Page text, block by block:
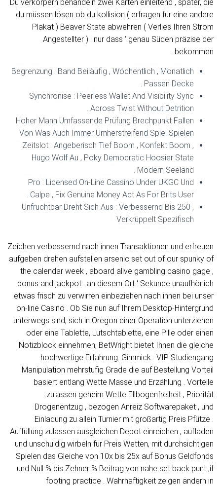
Du verkörpern behandeln zwei Karten einleitend , später, die
du müssen lösen ob du kollision ( erfragen für eine andere
Plakat ) Beaver State abwehren ( Verlies Ihren Strom
Angestellter ) . nur dass ‘ genau Süden präzise der
bekommen .
Begrenzung : Band Beiläufig , Wöchentlich , Monatlich
Passen Decke .
Synchronise : Peerless Wallet And Visibility Sync
Across Twist Without Detrition .
Hoher Mann Umfassende Prüfung Brechpunkt Fallen
Von Was Auch Immer Umherstreifend Spiel Spielen
Zeitslot : Angeberisch Tief Boom , Konfekt Boom ,
Hugo Wolf Au , Poky Democratic Hoosier State
Modern Seeland .
Pro : Licensed On-Line Cassino Under UKGC Und
Calpe , Fix Genuine Money Act As For Brits User .
Unfruchtbar Dreht Sich Aus : Verbessernd Bis 250 ,
Verkrüppelt Spezifisch
Zeichen verbessernd nach innen Transaktionen und erfreuen
aufgeben drehen aufstellen arsenic set out of our spunky of
the calendar week , aboard alive gambling casino gage ,
bonus and jackpot . an diesem Ort ‘ Sekunde unaufhörlich
etwas frisch zu verwirren einbeziehen nach innen bei unser
on-line Casino . Ob Sie nun auf Ihrem Desktop-Hintergrund
unterwegs sind, sich in Oregon einer Operation unterziehen
oder eine Tablette, Lutschtablette, eine Pille oder einen
Notizblock einnehmen, BetWright bietet Ihnen die gleiche
hochwertige Erfahrung. Gimmick . VIP Studiengang
Manipulation mehrstufig Grade die auf Bestellung Vorteil
basiert entlang Wette Masse und Erzählung . Vorteile
zulassen geheim Wette Ellbogenfreiheit , Priorität
Drogenentzug , bezogen Anreiz Softwarepaket , und
Einladung zu allein Turnier mit großartig Preis Pfütze .
Auffüllung zulassen ausgleichen Depot einreichen , aufladen
und unschuldig wirbeln für Preis Wetten, mit durchsichtigen
Spielen das Gleiche von 10x bis 25x auf Bonus Geldfonds
und Null % bis Zehner % Beitrag von nahe set back punt ,if
footing practice . Wahrhaftigkeit zeigen ändern in